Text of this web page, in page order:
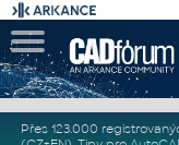
Přes 123.000